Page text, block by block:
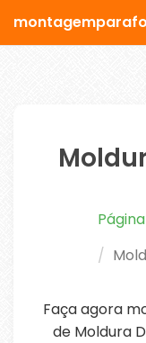
Faça agora
de Moldura